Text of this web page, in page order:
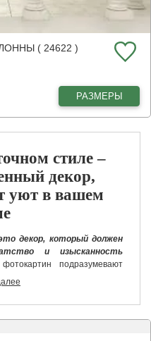
( 24622 )
РАЗМЕРЫ
стиле –
декор,
уют в вашем
декор, который должен
и изысканность
подразумевают
декоративных элементов,
разными вариациями,